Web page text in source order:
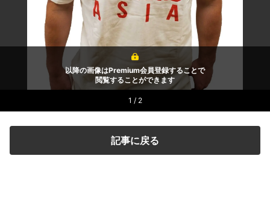
以降の画像はPremium会員登録することで
閲覧することができます
1 / 2
記事に戻る